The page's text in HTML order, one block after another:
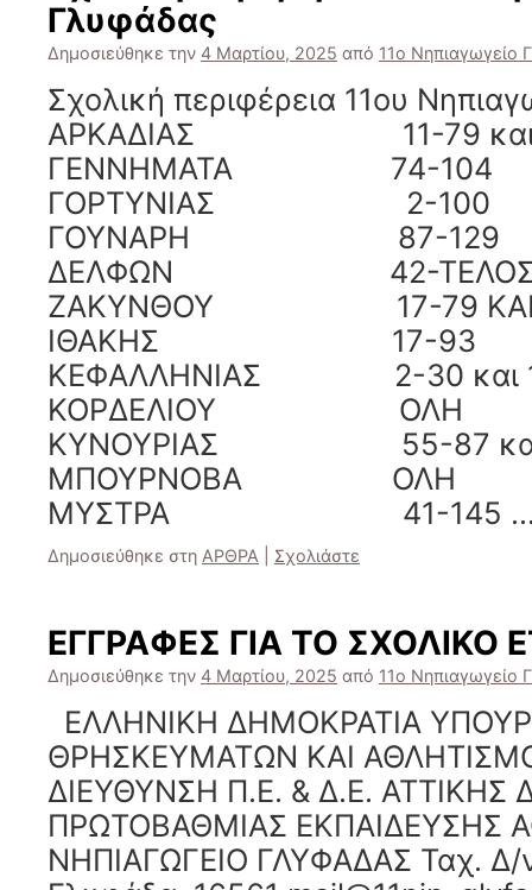
Γλυφάδας
Δημοσιεύθηκε την 4 Μαρτίου, 2025 από 11ο Νηπιαγωγείο
Σχολική περιφέρεια 11ου
ΑΡΚΑΔΙΑΣ 11-79 και
ΓΕΝΝΗΜΑΤΑ 74-104
ΓΟΡΤΥΝΙΑΣ 2-100
ΓΟΥΝΑΡΗ 87-129
ΔΕΛΦΩΝ 42-ΤΕΛΟΣ
ΖΑΚΥΝΘΟΥ 17-79 ΚΑΙ
ΙΘΑΚΗΣ 17-93
ΚΕΦΑΛΛΗΝΙΑΣ 2-30 και
ΚΟΡΔΕΛΙΟΥ ΟΛΗ
ΚΥΝΟΥΡΙΑΣ 55-87 και
ΜΠΟΥΡΝΟΒΑ ΟΛΗ
ΜΥΣΤΡΑ 41-145
Δημοσιεύθηκε στη ΑΡΘΡΑ Σχολιάστε
ΕΓΓΡΑΦΕΣ ΓΙΑ ΤΟ ΣΧΟΛΙΚΟ
Δημοσιεύθηκε την 4 Μαρτίου, 2025 από 11ο Νηπιαγωγείο
ΕΛΛΗΝΙΚΗ ΔΗΜΟΚΡΑΤΙΑ
ΘΡΗΣΚΕΥΜΑΤΩΝ ΚΑΙ
ΔΙΕΥΘΥΝΣΗ Π.Ε. & Δ.Ε. ΑΤΤΙΚΗΣ
ΠΡΩΤΟΒΑΘΜΙΑΣ ΕΚΠΑΙΔΕΥΣΗΣ
ΝΗΠΙΑΓΩΓΕΙΟ ΓΛΥΦΑΔΑΣ Ταχ.